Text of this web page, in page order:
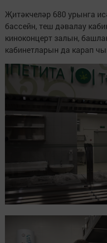
Җитәкчеләр 680 урынга
бассейн, теш дәвалау
киноконцерт залын,
кабинетларын да карап